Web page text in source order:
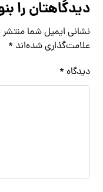
دیدگاهتان را
نشانی ایمیل شما
علامت‌گذاری شده‌اند *
دیدگاه *